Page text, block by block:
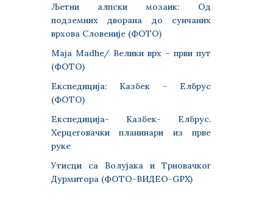
Љетни алпски мозаик: Од
подземних дворана до сунчаних
врхова Словеније (ФОТО)
Maja Madhe/ Велики врх – први пут
(ФОТО)
Експедиција: Казбек – Елбрус
(ФОТО)
Експедиција- Казбек- Елбрус.
Херцеговачки планинари из прве
руке
Утисци са Волујака и Трновачког
Дурмитора (ФОТО-ВИДЕО-GPX)